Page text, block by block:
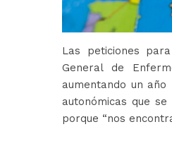
Las peticiones
General de
aumentando un
autonómicas que
porque “nos